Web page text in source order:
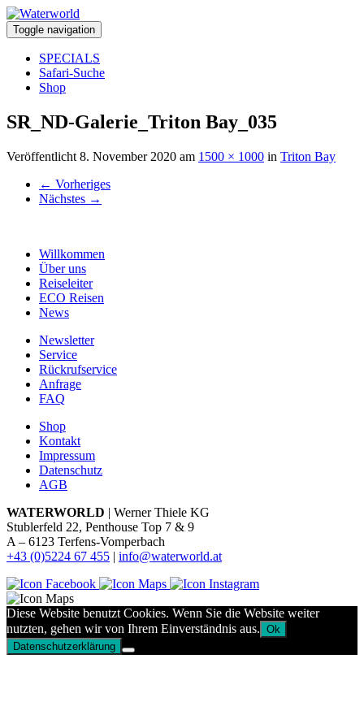
Toggle navigation
SPECIALS
Safari-Suche
Shop
SR_ND-Galerie_Triton Bay_035
Veröffentlicht 8. November 2020 am 1500 × 1000 in Triton Bay
← Vorheriges
Nächstes →
Willkommen
Über uns
Reiseleiter
ECO Reisen
News
Newsletter
Service
Rückrufservice
Anfrage
FAQ
Shop
Kontakt
Impressum
Datenschutz
AGB
WATERWORLD | Werner Thiele KG
Stublerfeld 22, Penthouse Top 7 & 9
A – 6123 Terfens-Vomperbach
+43 (0)5224 67 455 | info@waterworld.at
Diese Website benutzt Cookies. Wenn Sie die Website weiter
nutzten, gehen wir von Ihrem Einverständnis aus. Ok
Datenschutzerklärung